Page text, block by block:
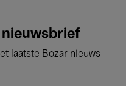
nieuwsbrief
laatste Bozar nieuws